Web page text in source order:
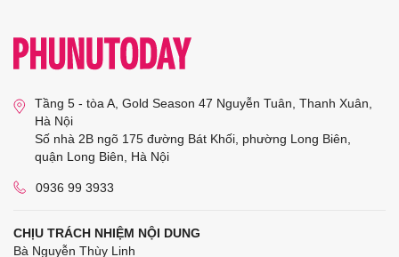
Tầng 5 - tòa A, Gold Season 47 Nguyễn Tuân, Thanh Xuân,
Hà Nội
Số nhà 2B ngõ 175 đường Bát Khối, phường Long Biên,
quận Long Biên, Hà Nội
0936 99 3933
CHỊU TRÁCH NHIỆM NỘI DUNG
Bà Nguyễn Thùy Linh